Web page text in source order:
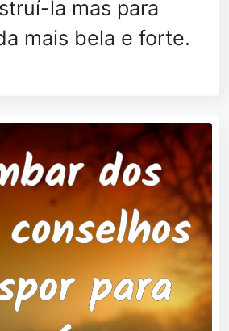
la mas para
mais bela e forte.